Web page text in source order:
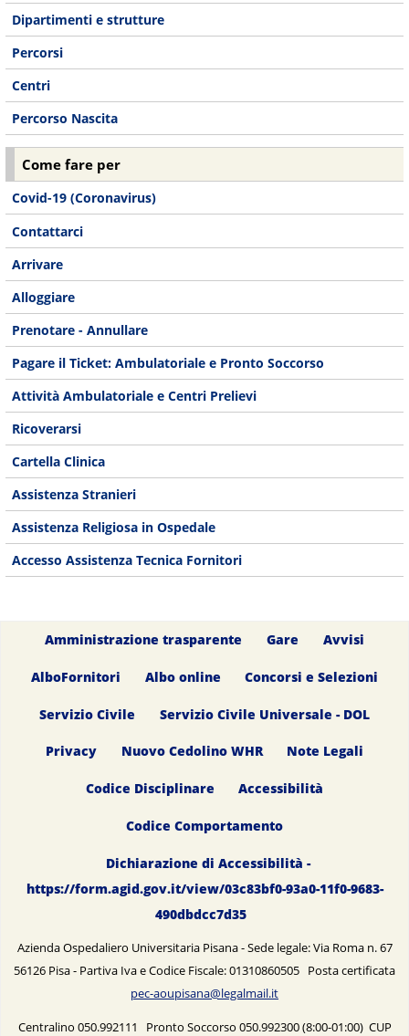
Dipartimenti e strutture
Percorsi
Centri
Percorso Nascita
Come fare per
Covid-19 (Coronavirus)
Contattarci
Arrivare
Alloggiare
Prenotare - Annullare
Pagare il Ticket: Ambulatoriale e Pronto Soccorso
Attività Ambulatoriale e Centri Prelievi
Ricoverarsi
Cartella Clinica
Assistenza Stranieri
Assistenza Religiosa in Ospedale
Accesso Assistenza Tecnica Fornitori
Amministrazione trasparente Gare Avvisi
AlboFornitori Albo online Concorsi e Selezioni
Servizio Civile Servizio Civile Universale - DOL
Privacy Nuovo Cedolino WHR Note Legali
Codice Disciplinare Accessibilità
Codice Comportamento
Dichiarazione di Accessibilità -
https://form.agid.gov.it/view/03c83bf0-93a0-11f0-9683-
490dbdcc7d35
Azienda Ospedaliero Universitaria Pisana - Sede legale: Via Roma n. 67
56126 Pisa - Partiva Iva e Codice Fiscale: 01310860505 Posta certificata
pec-aoupisana@legalmail.it
Centralino 050.992111 Pronto Soccorso 050.992300 (8:00-01:00) CUP